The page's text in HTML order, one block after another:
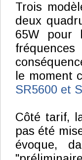
Trois
deux
65W pour
le moment
SR5600 et
Côté tarif,
pas été
évoque,